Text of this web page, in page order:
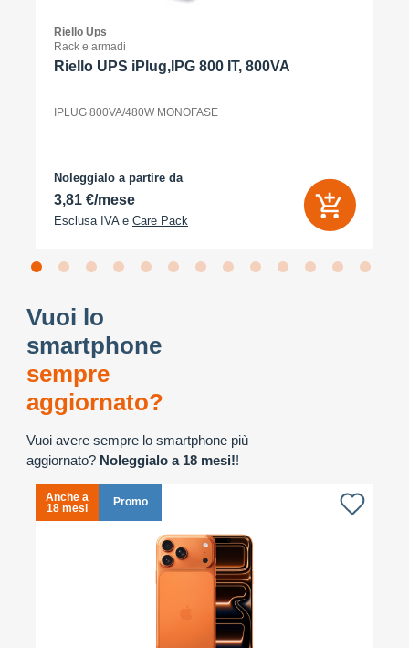
Riello Ups
Rack e armadi
Riello UPS iPlug,IPG 800 IT, 800VA
IPLUG 800VA/480W MONOFASE
Noleggialo a partire da
3,81 €/mese
Esclusa IVA e Care Pack
Vuoi lo
smartphone
sempre
aggiornato?
Vuoi avere sempre lo smartphone più
aggiornato? Noleggialo a 18 mesi!!
Anche a
18 mesi
Promo